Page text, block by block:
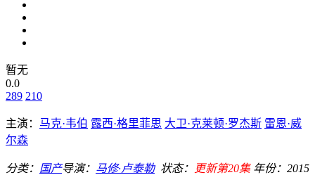
暂无
0.0
289 210
主演： 马克·韦伯 露西·格里菲思 大卫·克莱顿·罗杰斯 雷恩·威
尔森
分类： 国产导演： 马修·卢泰勒 状态： 更新第20集 年份： 2015